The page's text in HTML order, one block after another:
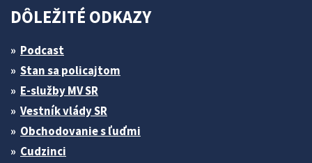
DÔLEŽITÉ ODKAZY
Podcast
Stan sa policajtom
E-služby MV SR
Vestník vlády SR
Obchodovanie s ľuďmi
Cudzinci